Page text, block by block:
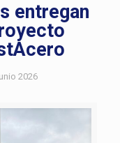
entregan
2026